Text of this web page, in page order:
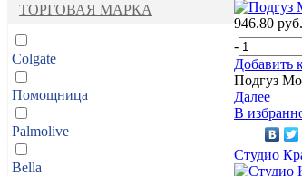
ТОРГОВАЯ МАРКА
Colgate
Помощница
Palmolive
Bella
946.80 руб.
-
Добавить
Подгуз
Далее
В
Студио